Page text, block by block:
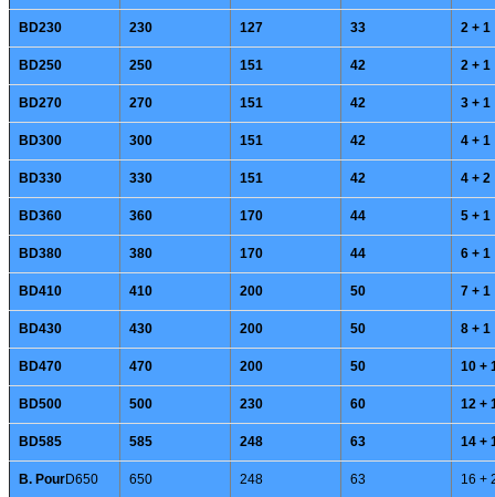
BD230 230 127 33 2 + 1
BD250 250 151 42 2 + 1
BD270 270 151 42 3 + 1
BD300 300 151 42 4 + 1
BD330 330 151 42 4 + 2
BD360 360 170 44 5 + 1
BD380 380 170 44 6 + 1
BD410 410 200 50 7 + 1
BD430 430 200 50 8 + 1
BD470 470 200 50 10 +
BD500 500 230 60 12 +
BD585 585 248 63 14 +
B. PourD650 650 248 63 16 +